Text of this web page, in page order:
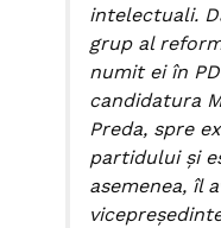
intelectuali.
grup al
numit ei în
candidatura
Preda, spre
partidului şi
asemenea, îl